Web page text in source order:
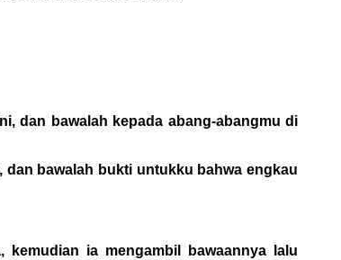
dan bawalah kepada abang-abangmu di
bawalah bukti untukku bahwa engkau
kemudian ia mengambil bawaannya lalu